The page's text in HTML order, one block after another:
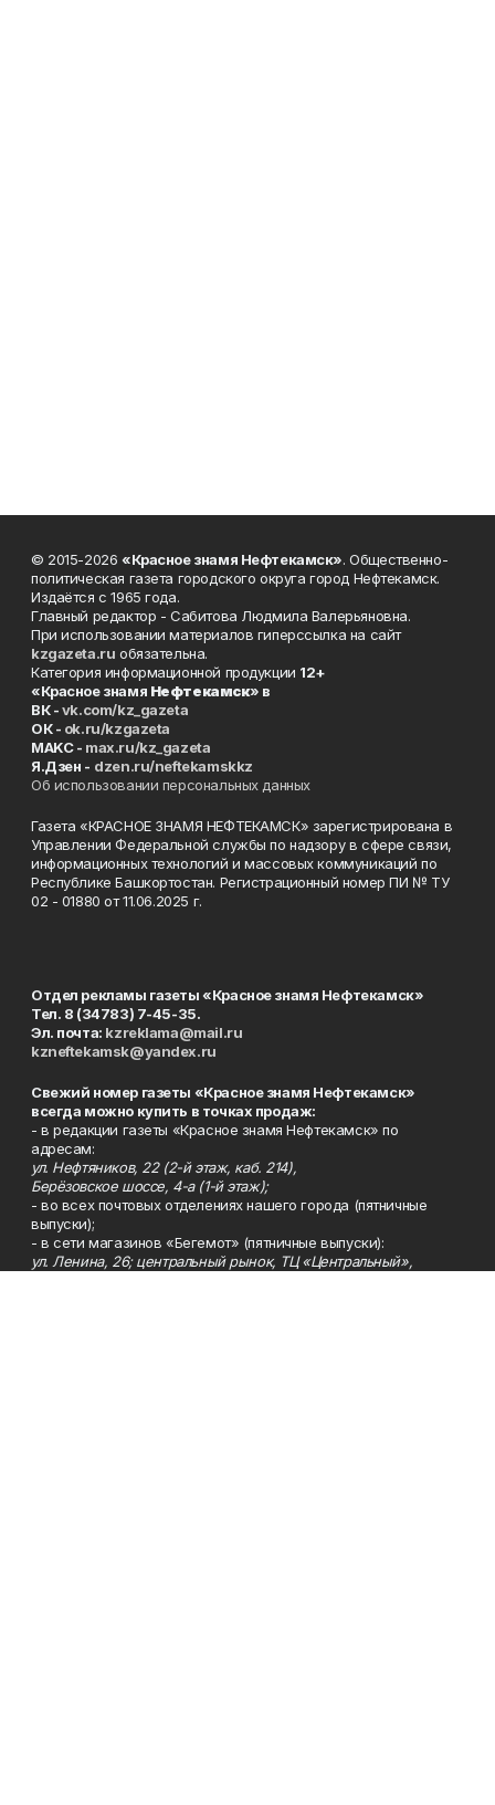
© 2015-2026 «Красное знамя Нефтекамск». Общественно-
политическая газета городского округа город Нефтекамск.
Издаётся с 1965 года.
Главный редактор - Сабитова Людмила Валерьяновна.
При использовании материалов гиперссылка на сайт
kzgazeta.ru обязательна.
Категория информационной продукции 12+
«Красное знамя Нефтекамск» в
ВК -vk.com/kz_gazeta
ОК - ok.ru/kzgazeta
MAKC - max.ru/kz_gazeta
Я.Дзен - dzen.ru/neftekamskkz
Об использовании персональных данных
Газета «КРАСНОЕ ЗНАМЯ НЕФТЕКАМСК» зарегистрирована в
Управлении Федеральной службы по надзору в сфере связи,
информационных технологий и массовых коммуникаций по
Республике Башкортостан. Регистрационный номер ПИ № ТУ
02 - 01880 от 11.06.2025 г.
Отдел рекламы газеты «Красное знамя Нефтекамск»
Тел. 8 (34783) 7-45-35.
Эл. почта: kzreklama@mail.ru
kzneftekamsk@yandex.ru
Свежий номер газеты «Красное знамя Нефтекамск»
всегда можно купить в точках продаж:
- в редакции газеты «Красное знамя Нефтекамск» по
адресам:
ул. Нефтяников, 22 (2-й этаж, каб. 214),
Берёзовское шоссе, 4-а (1-й этаж);
- во всех почтовых отделениях нашего города (пятничные
выпуски);
- в сети магазинов «Бегемот» (пятничные выпуски):
ул. Ленина, 26; центральный рынок, ТЦ «Центральный»,